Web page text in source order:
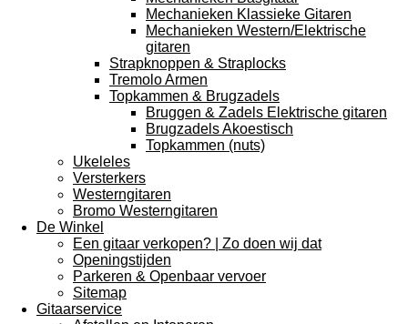
Mechanieken Klassieke Gitaren
Mechanieken Western/Elektrische
gitaren
Strapknoppen & Straplocks
Tremolo Armen
Topkammen & Brugzadels
Bruggen & Zadels Elektrische gitaren
Brugzadels Akoestisch
Topkammen (nuts)
Ukeleles
Versterkers
Westerngitaren
Bromo Westerngitaren
De Winkel
Een gitaar verkopen? | Zo doen wij dat
Openingstijden
Parkeren & Openbaar vervoer
Sitemap
Gitaarservice